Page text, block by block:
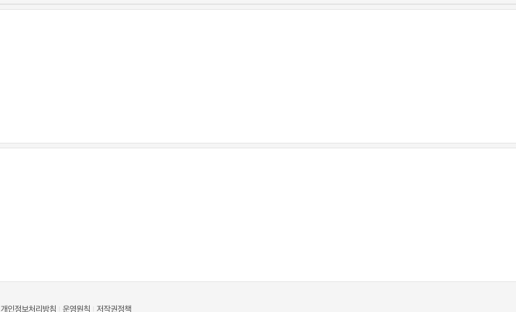
개인정보처리방침 운영원칙 저작권정책